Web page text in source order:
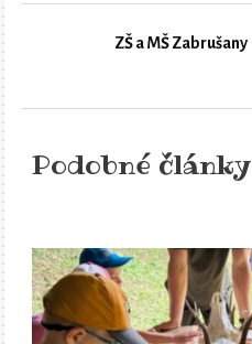
ZŠ a MŠ Zabrušany
Podobné články